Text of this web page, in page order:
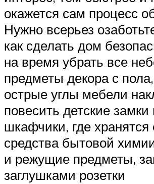
окажется сам процесс
Нужно всерьез
как сделать дом
на время убрать все
предметы декора с
острые углы мебели
повесить детские замки
шкафчики, где
средства бытовой
и режущие предметы,
заглушками розетки